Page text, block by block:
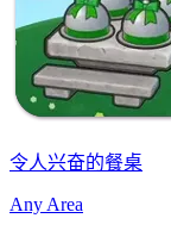
令人兴奋的餐桌
Any Area